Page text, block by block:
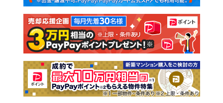
注文住宅 土地
売却査定